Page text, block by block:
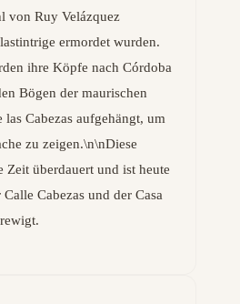
von Ruy Velázquez
ermordet wurden.
ihre Köpfe nach Córdoba
Bögen der maurischen
las Cabezas aufgehängt, um
zu zeigen.\n\nDiese
Zeit überdauert und ist heute
Cabezas und der Casa